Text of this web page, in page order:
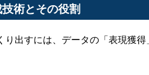
術とその役割
出すには、データの「表現獲得